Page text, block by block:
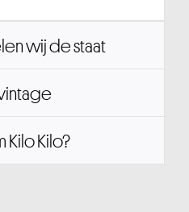
wij de staat
Kilo Kilo?